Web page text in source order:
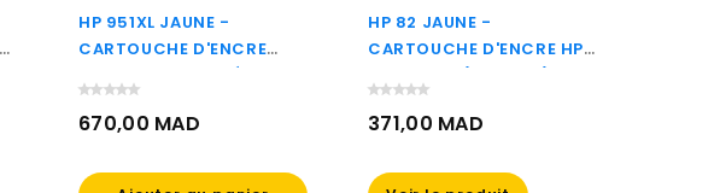
HP 951XL JAUNE -
CARTOUCHE D'ENCRE
GRANDE CAPACITÉ HP
D'ORIGINE (CN048AE)
670,00 MAD
HP 82 JAUNE -
CARTOUCHE D'ENCRE HP
D'ORIGINE (CH568A)
371,00 MAD